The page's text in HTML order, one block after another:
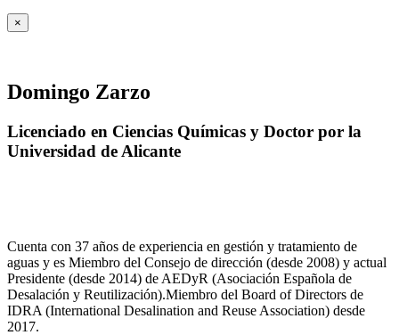
×
Domingo Zarzo
Licenciado en Ciencias Químicas y Doctor por la
Universidad de Alicante
Cuenta con 37 años de experiencia en gestión y tratamiento de
aguas y es Miembro del Consejo de dirección (desde 2008) y actual
Presidente (desde 2014) de AEDyR (Asociación Española de
Desalación y Reutilización).Miembro del Board of Directors de
IDRA (International Desalination and Reuse Association) desde
2017.